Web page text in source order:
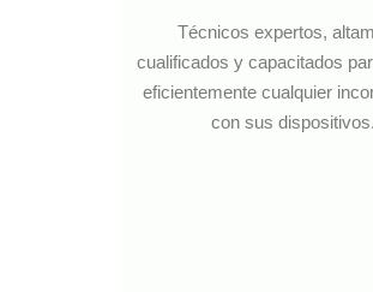
Técnicos expertos,
cualificados y capacitados
eficientemente cualquier
con sus dispositivos.